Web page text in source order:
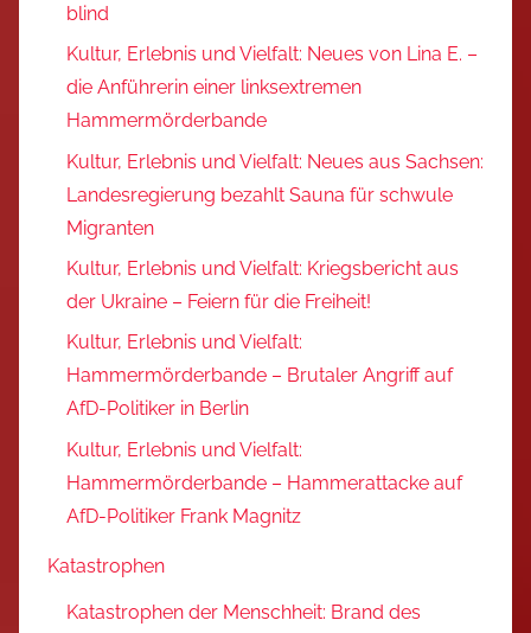
blind
Kultur, Erlebnis und Vielfalt: Neues von Lina E. –
die Anführerin einer linksextremen
Hammermörderbande
Kultur, Erlebnis und Vielfalt: Neues aus Sachsen:
Landesregierung bezahlt Sauna für schwule
Migranten
Kultur, Erlebnis und Vielfalt: Kriegsbericht aus
der Ukraine – Feiern für die Freiheit!
Kultur, Erlebnis und Vielfalt:
Hammermörderbande – Brutaler Angriff auf
AfD-Politiker in Berlin
Kultur, Erlebnis und Vielfalt:
Hammermörderbande – Hammerattacke auf
AfD-Politiker Frank Magnitz
Katastrophen
Katastrophen der Menschheit: Brand des